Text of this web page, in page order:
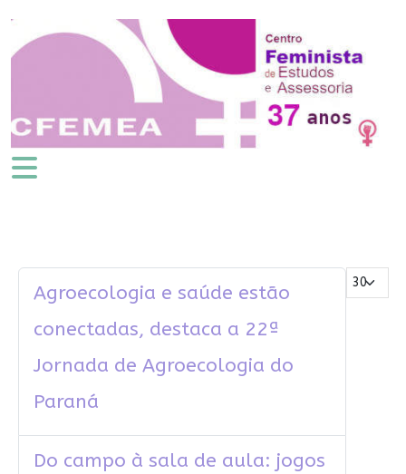
Mostrar #
Agroecologia e saúde estão
conectadas, destaca a 22ª
Jornada de Agroecologia do
Paraná
Do campo à sala de aula: jogos